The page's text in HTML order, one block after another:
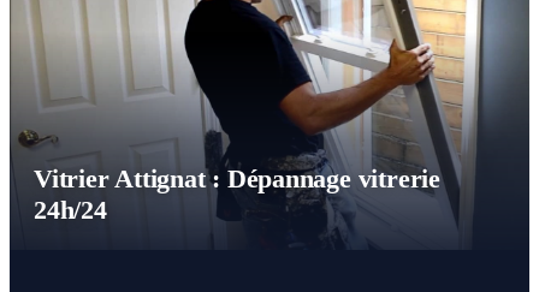
Vitrier Attignat : Dépannage vitrerie
24h/24